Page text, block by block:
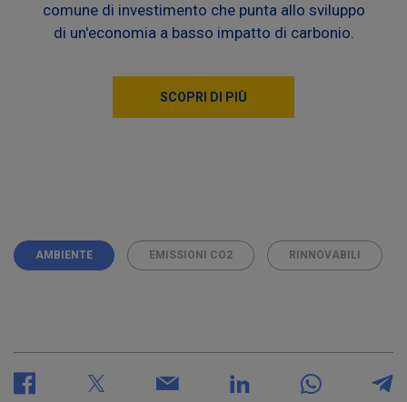
comune di investimento che punta allo sviluppo
di un'economia a basso impatto di carbonio.
SCOPRI DI PIÙ
AMBIENTE EMISSIONI CO2 RINNOVABILI